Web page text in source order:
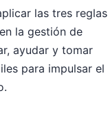
las tres reglas
la gestión de
ayudar y tomar
para impulsar el